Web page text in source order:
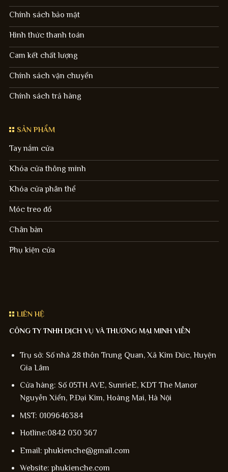
Chính sách bảo mật
Hình thức thanh toán
Cam kết chất lượng
Chính sách vận chuyển
Chính sách trả hàng
SẢN PHẨM
Tay nắm cửa
Khóa cửa thông minh
Khóa cửa phân thể
Móc treo đồ
Chân bàn
Phụ kiện cửa
LIÊN HỆ
CÔNG TY TNHH DỊCH VỤ VÀ THƯƠNG MẠI MINH VIỄN
Trụ sở: Số nhà 28 thôn Trung Quan, Xã Kim Đức, Huyện
Gia Lâm
Cửa hàng: Số 05TH AVE, SunrieE, KDT The Manor
Nguyễn Xiển, P.Đại Kim, Hoàng Mai, Hà Nội
MST: 0109646384
Hotline:0842 030 367
Email: phukienche@gmail.com
Website: phukienche.com